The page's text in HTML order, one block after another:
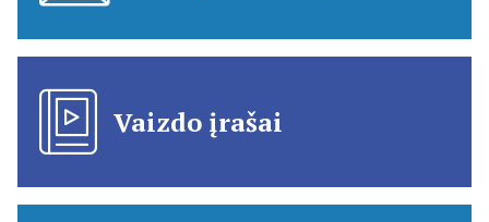
Vaizdo įrašai